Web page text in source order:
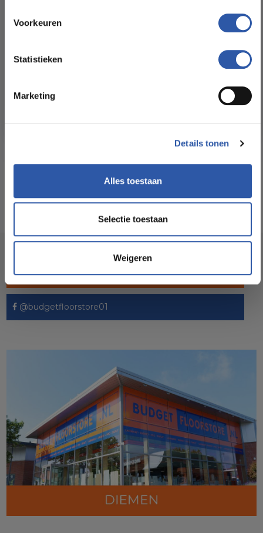
Voorkeuren
Statistieken
Marketing
Details tonen
Alles toestaan
Selectie toestaan
Weigeren
0,55 mm
12,9 x 74 cm
vloerverwarming:
Ja
@budgetfloorstore
@budgetfloorstore01
betaalbare prijzen. Profiteer van een zorgeloze installatie